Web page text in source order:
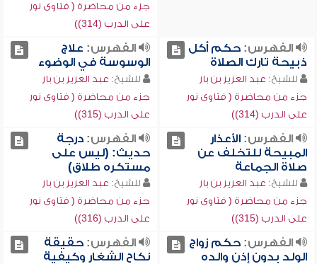
جزء من محاضرة ( فتاوى نور
على الدرب (314))
الفهرس:حكم أكل
ذبيحة تارك الصلاة
للشيخ: عبد العزيز بن باز
جزء من محاضرة ( فتاوى نور
على الدرب (314))
الفهرس: علاج
الوسوسة في الوضوء
للشيخ: عبد العزيز بن باز
جزء من محاضرة ( فتاوى نور
على الدرب (315))
الفهرس:الأعذار
المبيحة للتخلف عن
صلاة الجماعة
للشيخ: عبد العزيز بن باز
جزء من محاضرة ( فتاوى نور
على الدرب (315))
الفهرس:درجة
حديث: (ليس على
مستكره طلاق)
للشيخ: عبد العزيز بن باز
جزء من محاضرة ( فتاوى نور
على الدرب (316))
الفهرس:حكم زواج
الولد بدون إذن والده
الفهرس:حقيقة
نكاح الشغار وكيفية